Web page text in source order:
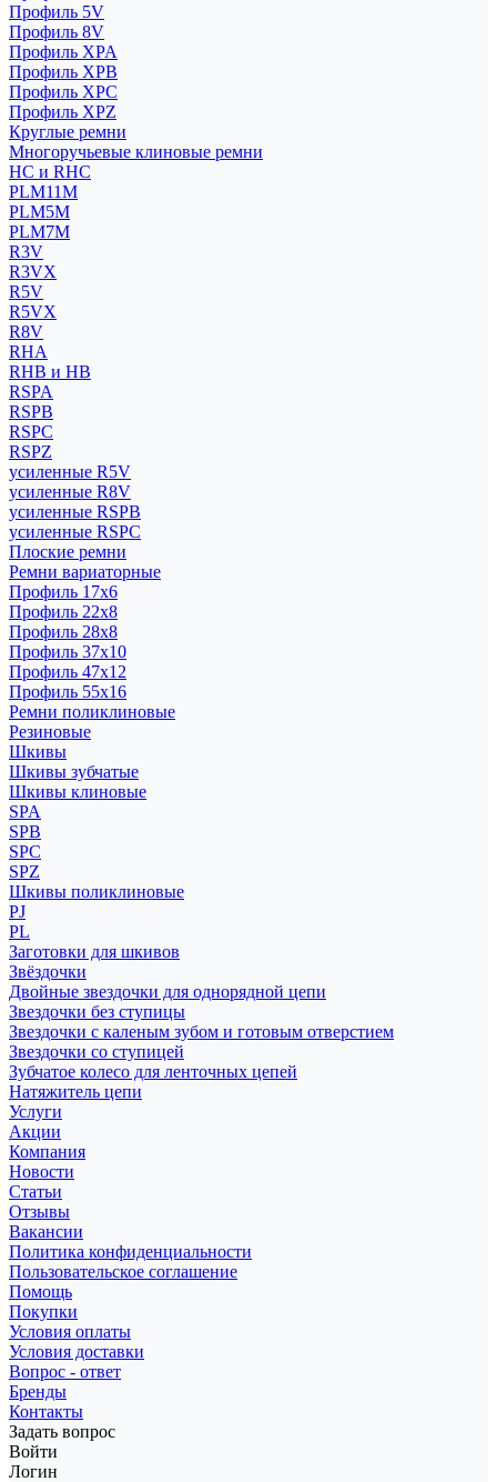
Профиль 5V
Профиль 8V
Профиль XPA
Профиль XPB
Профиль XPC
Профиль XPZ
Круглые ремни
Многоручьевые клиновые ремни
HC и RHC
PLM11M
PLM5M
PLM7M
R3V
R3VX
R5V
R5VX
R8V
RHA
RHB и HB
RSPA
RSPB
RSPC
RSPZ
усиленные R5V
усиленные R8V
усиленные RSPB
усиленные RSPC
Плоские ремни
Ремни вариаторные
Профиль 17x6
Профиль 22x8
Профиль 28x8
Профиль 37x10
Профиль 47x12
Профиль 55x16
Ремни поликлиновые
Резиновые
Шкивы
Шкивы зубчатые
Шкивы клиновые
SPA
SPB
SPC
SPZ
Шкивы поликлиновые
PJ
PL
Заготовки для шкивов
Звёздочки
Двойные звездочки для однорядной цепи
Звездочки без ступицы
Звездочки с каленым зубом и готовым отверстием
Звездочки со ступицей
Зубчатое колесо для ленточных цепей
Натяжитель цепи
Услуги
Акции
Компания
Новости
Статьи
Отзывы
Вакансии
Политика конфиденциальности
Пользовательское соглашение
Помощь
Покупки
Условия оплаты
Условия доставки
Вопрос - ответ
Бренды
Контакты
Задать вопрос
Войти
Логин